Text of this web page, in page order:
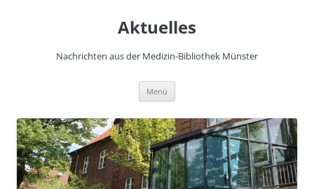
Aktuelles
Nachrichten aus der Medizin-Bibliothek Münster
Menü